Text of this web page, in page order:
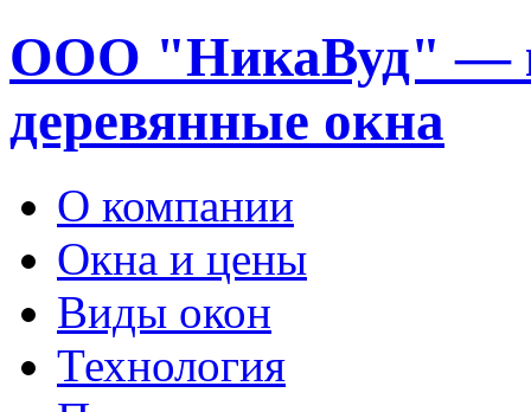
ООО "НикаВуд" —
деревянные окна
О компании
Окна и цены
Виды окон
Технология